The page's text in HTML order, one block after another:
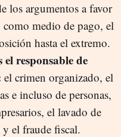
los argumentos a favor
medio de pago, el
hasta el extremo.
el responsable de
el crimen organizado, el
e incluso de personas,
el lavado de
el fraude fiscal.